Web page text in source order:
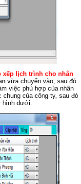
xếp lịch trình cho nhân
vừa chuyển vào, sau đó
việc phù hợp của nhân
của công ty, sau đó
hình dưới: